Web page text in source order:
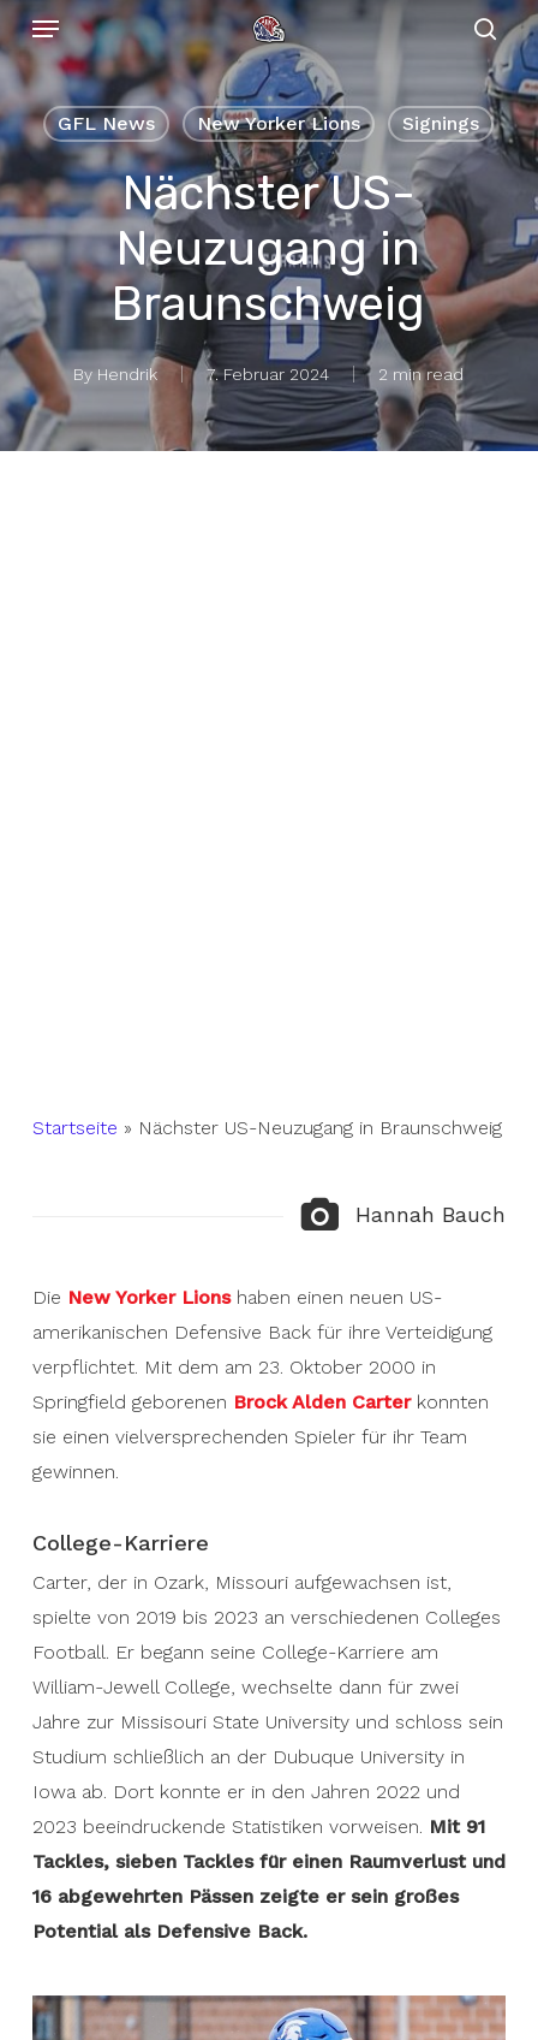
Skip
to
main
content
Menu
GFL News New Yorker Lions Signings
Nächster US-
Neuzugang in
Braunschweig
By Hendrik 7. Februar 2024 2 min read
Startseite » Nächster US-Neuzugang in Braunschweig
Hannah Bauch
Die New Yorker Lionshaben einen neuen US-
amerikanischen Defensive Back für ihre Verteidigung
verpflichtet. Mit dem am 23. Oktober 2000 in
Springfield geborenen Brock Alden Carterkonnten
sie einen vielversprechenden Spieler für ihr Team
gewinnen.
College-Karriere
Carter, der in Ozark, Missouri aufgewachsen ist,
spielte von 2019 bis 2023 an verschiedenen Colleges
Football. Er begann seine College-Karriere am
William-Jewell College, wechselte dann für zwei
Jahre zur Missisouri State University und schloss sein
Studium schließlich an der Dubuque University in
Iowa ab. Dort konnte er in den Jahren 2022 und
2023 beeindruckende Statistiken vorweisen. Mit 91
Tackles, sieben Tackles für einen Raumverlust und
16 abgewehrten Pässen zeigte er sein großes
Potential als Defensive Back.